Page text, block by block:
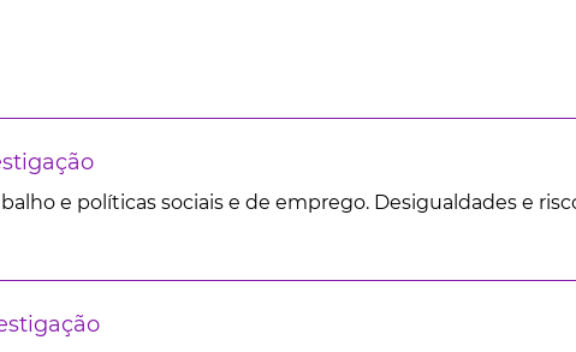
e políticas sociais e de emprego. Desigualdades e